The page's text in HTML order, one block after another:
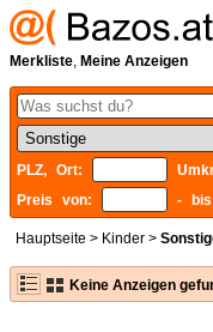
Merkliste, Meine Anzeigen
PLZ, Ort:
Preis von:
-
Hauptseite > Kinder >
Keine Anzeigen